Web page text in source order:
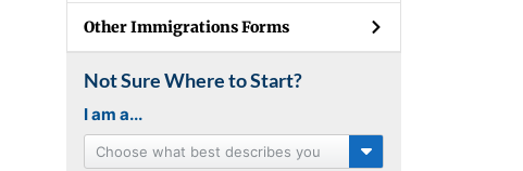
Other Immigrations Forms
Not Sure Where to Start?
I am a...
Choose what best describes you